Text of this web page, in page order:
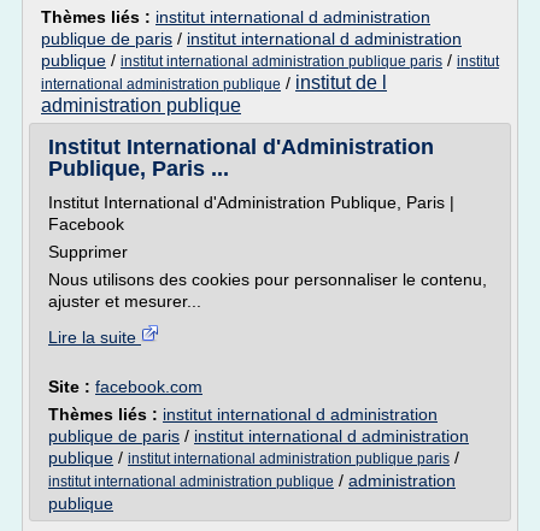
Thèmes liés : institut international d administration
publique de paris / institut international d administration
publique / institut international administration publique paris / institut
international administration publique / institut de l
administration publique
Institut International d'Administration
Publique, Paris ...
Institut International d'Administration Publique, Paris |
Facebook
Supprimer
Nous utilisons des cookies pour personnaliser le contenu,
ajuster et mesurer...
Lire la suite
Site : facebook.com
Thèmes liés : institut international d administration
publique de paris / institut international d administration
publique / institut international administration publique paris /
institut international administration publique / administration
publique